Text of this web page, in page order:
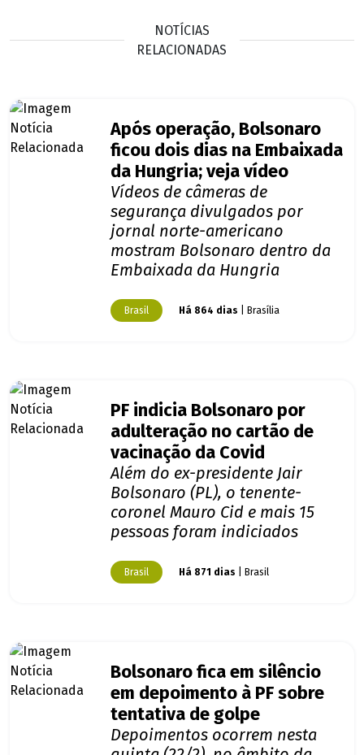
NOTÍCIAS
RELACIONADAS
Após operação, Bolsonaro
ficou dois dias na Embaixada
da Hungria; veja vídeo
Vídeos de câmeras de
segurança divulgados por
jornal norte-americano
mostram Bolsonaro dentro da
Embaixada da Hungria
Brasil Há 864 dias | Brasília
PF indicia Bolsonaro por
adulteração no cartão de
vacinação da Covid
Além do ex-presidente Jair
Bolsonaro (PL), o tenente-
coronel Mauro Cid e mais 15
pessoas foram indiciados
Brasil Há 871 dias | Brasil
Bolsonaro fica em silêncio
em depoimento à PF sobre
tentativa de golpe
Depoimentos ocorrem nesta